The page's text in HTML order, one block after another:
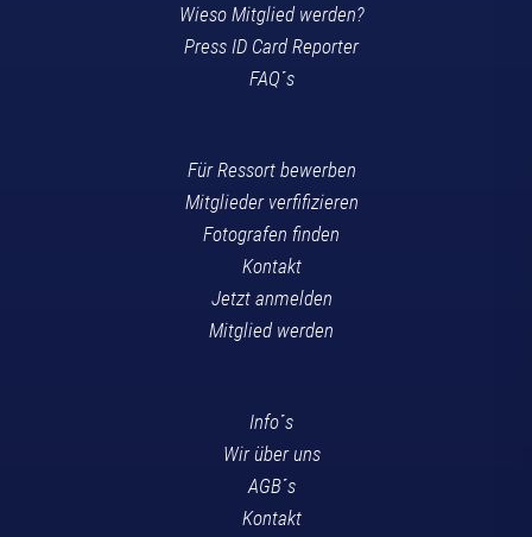
Wieso Mitglied werden?
Press ID Card Reporter
FAQ´s
Für Ressort bewerben
Mitglieder verfifizieren
Fotografen finden
Kontakt
Jetzt anmelden
Mitglied werden
Info´s
Wir über uns
AGB´s
Kontakt